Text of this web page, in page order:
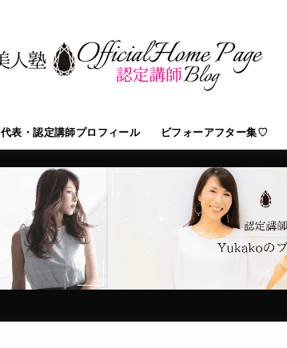
代表・認定講師プロフィール ビフォーアフター集♡